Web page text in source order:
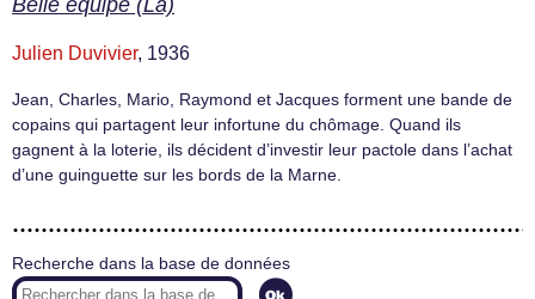
Julien Duvivier, 1936
Jean, Charles, Mario, Raymond et Jacques forment une bande de
copains qui partagent leur infortune du chômage. Quand ils
gagnent à la loterie, ils décident d’investir leur pactole dans l’achat
d’une guinguette sur les bords de la Marne.
Recherche dans la base de données